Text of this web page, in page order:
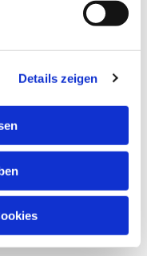
Details zeigen